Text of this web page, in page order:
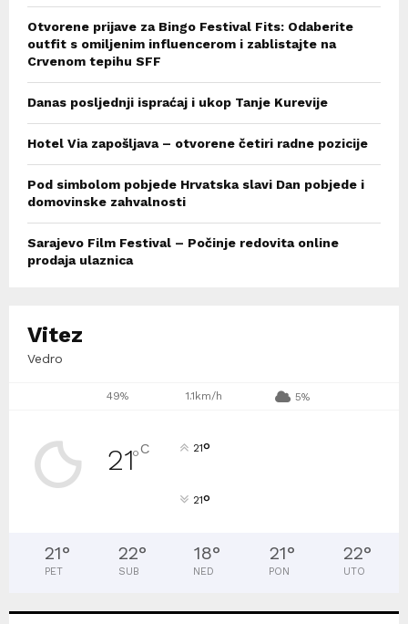
Otvorene prijave za Bingo Festival Fits: Odaberite
outfit s omiljenim influencerom i zablistajte na
Crvenom tepihu SFF
Danas posljednji ispraćaj i ukop Tanje Kurevije
Hotel Via zapošljava – otvorene četiri radne pozicije
Pod simbolom pobjede Hrvatska slavi Dan pobjede i
domovinske zahvalnosti
Sarajevo Film Festival – Počinje redovita online
prodaja ulaznica
Vitez
Vedro
49% 1.1km/h 5%
21°C 21°
21°
21°
PET
22°
SUB
18°
NED
21°
PON
22°
UTO